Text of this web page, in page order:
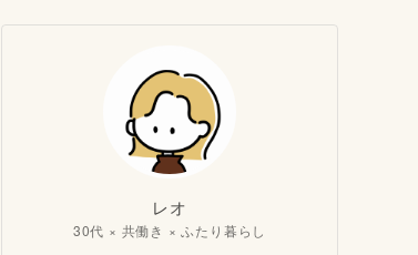
レオ
30代 × 共働き × ふたり暮らし